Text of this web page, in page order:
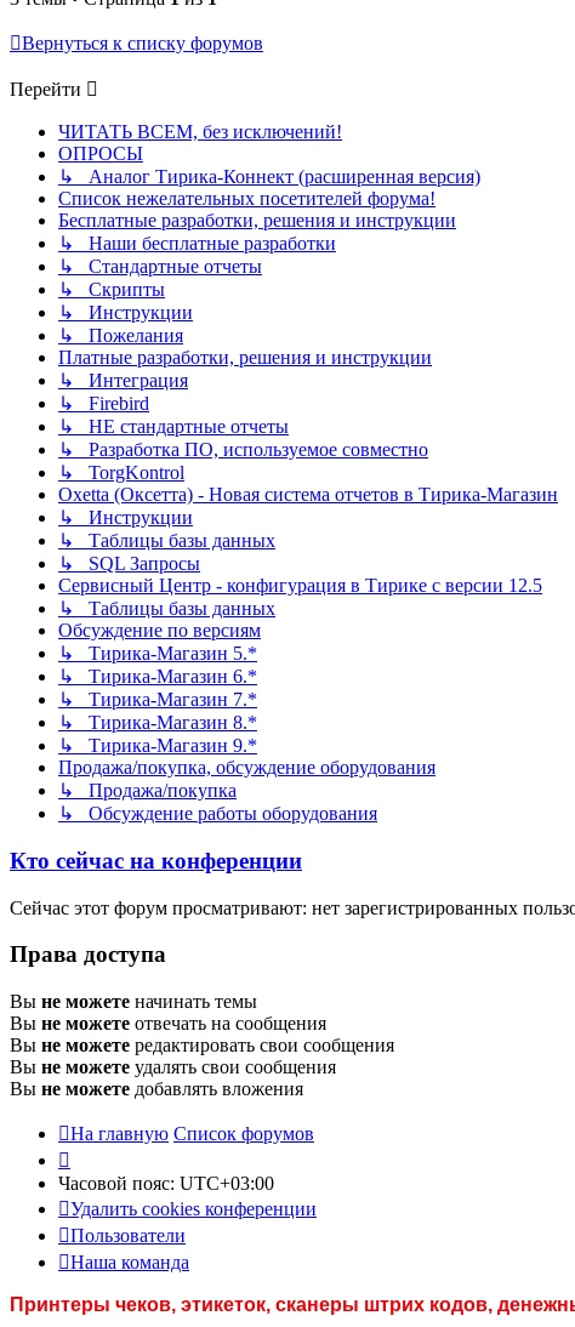
Вернуться к списку форумов
Перейти
ЧИТАТЬ ВСЕМ, без исключений!
ОПРОСЫ
↳ Аналог Тирика-Коннект (расширенная версия)
Список нежелательных посетителей форума!
Бесплатные разработки, решения и инструкции
↳ Наши бесплатные разработки
↳ Стандартные отчеты
↳ Скрипты
↳ Инструкции
↳ Пожелания
Платные разработки, решения и инструкции
↳ Интеграция
↳ Firebird
↳ НЕ стандартные отчеты
↳ Разработка ПО, используемое совместно
↳ TorgKontrol
Oxetta (Оксетта) - Новая система отчетов в Тирика-Магазин
↳ Инструкции
↳ Таблицы базы данных
↳ SQL Запросы
Сервисный Центр - конфигурация в Тирике с версии 12.5
↳ Таблицы базы данных
Обсуждение по версиям
↳ Тирика-Магазин 5.*
↳ Тирика-Магазин 6.*
↳ Тирика-Магазин 7.*
↳ Тирика-Магазин 8.*
↳ Тирика-Магазин 9.*
Продажа/покупка, обсуждение оборудования
↳ Продажа/покупка
↳ Обсуждение работы оборудования
Кто сейчас на конференции
Сейчас этот форум просматривают: нет зарегистрированных
Права доступа
Вы не можете начинать темы
Вы не можете отвечать на сообщения
Вы не можете редактировать свои сообщения
Вы не можете удалять свои сообщения
Вы не можете добавлять вложения
На главную Список форумов
Часовой пояс: UTC+03:00
Удалить cookies конференции
Пользователи
Наша команда
Принтеры чеков, этикеток, сканеры штрих кодов,